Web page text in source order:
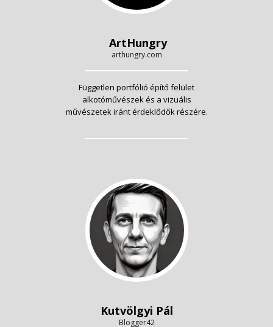
ArtHungry
arthungry.com
Független portfólió építő felület
alkotóművészek és a vizuális
művészetek iránt érdeklődők részére.
Kutvölgyi Pál
Blogger42